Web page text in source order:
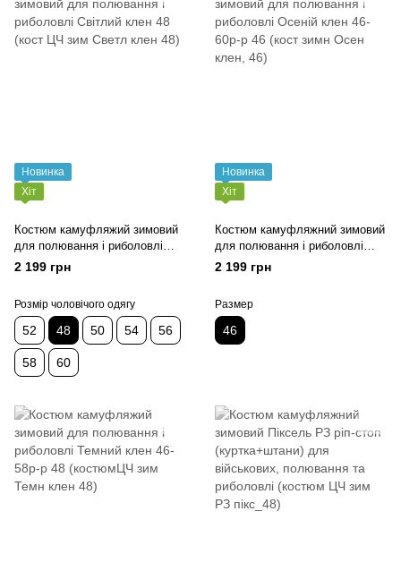
Новинка
Хіт
Костюм камуфляжий зимовий
для полювання і риболовлі
Світлий клен 48 (кост ЦЧ зим
Светл клен 48)
2 199 грн
Розмір чоловічого одягу
52 48 50 54 56
58 60
Новинка
Хіт
Костюм камуфляжний зимовий
для полювання і риболовлі
Осеній клен 46-60р-р 46 (кост
зимн Осен клен, 46)
2 199 грн
Размер
46